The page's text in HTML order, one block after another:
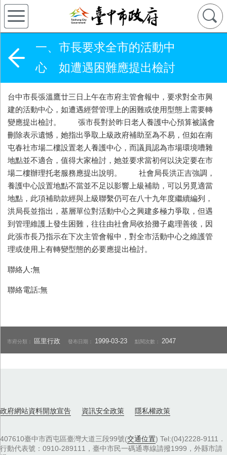
一、市長要求全市的活動中
心 如遭遇困難應提出檢討
台中市長張溫鷹廿三日上午在市府主管會報中，要求對全市興
建的活動中心，如遭遇經營管理上的困難或使用型態上需要轉
變應提出檢討。 張市長對於昨日老人養護中心預算被議會
刪除表示遺憾，她指出爭取上級政府補助至為不易，但如在南
屯春社市場二樓設置老人養護中心，而議員認為市場環境嘈雜
地點並不適合，值得大家檢討，她並要求當初何以決定要在市
場二樓辦理托老服務應提出說明。 社會局長洪正吉強調，
養護中心設置地點不當並不足以影響上級補助，可以另覓適當
地點，此項補助款經與上級聯繫仍可在八十九年度繼續編列，
洪局長並指出，基層單位對活動中心之興建多極力爭取，但遇
到管理維護上發生困難，往往由社會局收拾攤子處理善後，因
此張市長乃指示在下次主管會報中，對全市活動中心之維護管
理或使用上有轉變型態的必要應提出檢討。
聯絡人:無
聯絡電話:無
市府分類： 區里行政 發布日期： 1999-03-23 點閱次數： 2047
政府網站資料開放宣告 資訊安全政策 隱私權政策
407610臺中市西屯區臺灣大道三段99號(交通位置) Tel:(04)2228-9111．
行動代表號：0910-289111，臺中市民一碼通專線請撥1999，外縣市請